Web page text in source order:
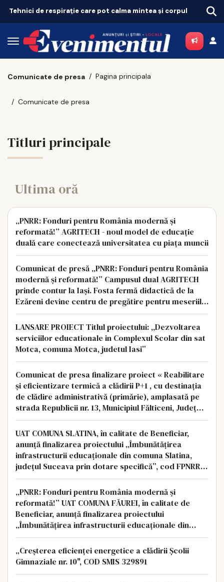
Tehnici de respirație care pot calma mintea și corpul
Comunicate de presa Pagina principala
Comunicate de presa
Titluri principale
Ultima oră
„PNRR: Fonduri pentru România modernă și
reformată!” AGRITECH - noul model de educație
duală care conectează universitatea cu piața muncii
Comunicat de presă „PNRR: Fonduri pentru România
modernă și reformată!” Campusul dual AGRITECH
prinde contur la Iași. Fosta fermă didactică de la
Ezăreni devine centru de pregătire pentru meseriile
viitorului
LANSARE PROIECT Titlul proiectului: ,,Dezvoltarea
serviciilor educationale in Complexul Scolar din sat
Motca, comuna Motca, judetul Iasi”
Comunicat de presa finalizare proiect « Reabilitare
şi eficientizare termică a clădirii P+1 , cu destinaţia
de clădire administrativă (primărie), amplasată pe
strada Republicii nr. 13, Municipiul Fălticeni, Judeţ
Suceava »
UAT COMUNA SLATINA, în calitate de Beneficiar,
anunță finalizarea proiectului „Îmbunătățirea
infrastructurii educaționale din comuna Slatina,
județul Suceava prin dotare specifică”, cod FPNRR-
Dotari-2023-3513, proiect finanțat prin Planul
Național de Redr
„PNRR: Fonduri pentru România modernă și
reformată!” UAT COMUNA FĂUREI, în calitate de
Beneficiar, anunță finalizarea proiectului
„Îmbunătățirea infrastructurii educaționale din
comuna Făurei, județul Neamț prin dotare
specifică”/ cod F-PNRR-Dotari-2023-
„Creșterea eficienței energetice a clădirii Școlii
Gimnaziale nr. 10", COD SMIS 329891